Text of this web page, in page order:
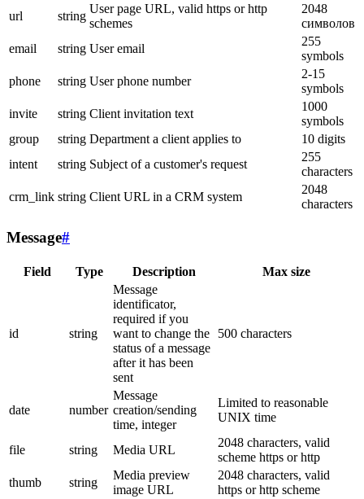
url
string
User page URL, valid https or http
schemes
2048
символов
email
string User email
255
symbols
phone
string User phone number
2-15
symbols
invite
string Client invitation text
1000
symbols
group
string Department a client applies to
10 digits
intent
string Subject of a customer's request
255
characters
crm_link string Client URL in a CRM system
2048
characters
Message#
Field Type Description Max size
id string
Message
identificator,
required if you
want to change the
status of a message
after it has been
sent
500 characters
date number
Message
creation/sending
time, integer
Limited to reasonable
UNIX time
file string Media URL
2048 characters, valid
scheme https or http
thumb
string
Media preview
image URL
2048 characters, valid
https or http scheme